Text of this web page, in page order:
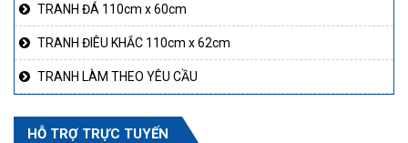
TRANH ĐÁ 110cm x 60cm
TRANH ĐIÊU KHẮC 110cm x 62cm
TRANH LÀM THEO YÊU CẦU
HỖ TRỢ TRỰC TUYẾN